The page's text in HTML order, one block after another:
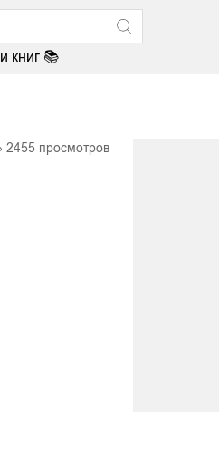
книг 📚
2455 просмотров